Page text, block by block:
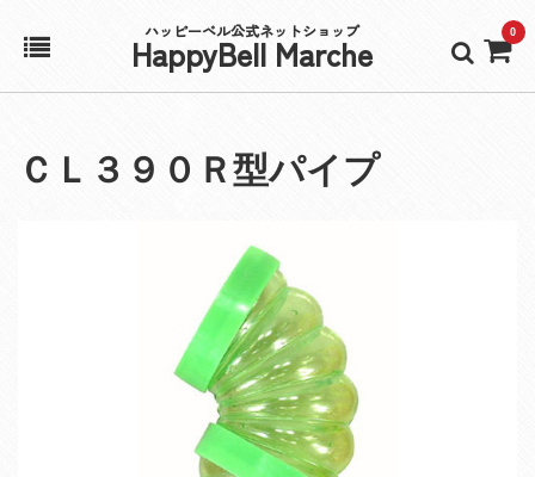
ハッピーベル公式ネットショップ
HappyBell Marche 0
アカウント
ＣＬ３９０Ｒ型パイプ